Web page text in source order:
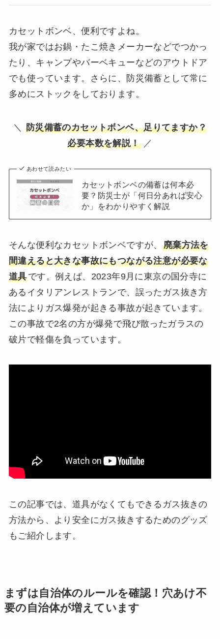
カセットボンベ、便利ですよね。
我が家ではお鍋・たこ焼きメーカーなどでつかっ
たり、キャンプやバーベキューなどのアウトドア
でも使っています。さらに、防災備蓄として常に
多めにストックをしております。
＼ 防災備蓄のカセットボンベ、足りてますか？
必要本数を解説！／
あわせて読みたい
カセットボンベの備蓄は何本必
要？防災士が「何日分あれば安心
か」をわかりやすく解説
そんな便利なカセットボンベですが、 廃棄方法を
間違えると大きな事故にもつながる注意が必要な
道具です。例えば、2023年9月に東京の国分寺に
あるイタリアンレストランで、誤ったガス抜き方
法によりガス爆発が起きる事故が起きています。
この事故で2名の方が爆発で飛び散ったガラスの
破片で軽傷を負っています。
この記事では、道具がなくてもできるガス抜きの
方法から、より安全にガス抜きするためのグッズ
もご紹介します。
まずは自治体のルールを確認！穴あけ不
要の自治体が増えています